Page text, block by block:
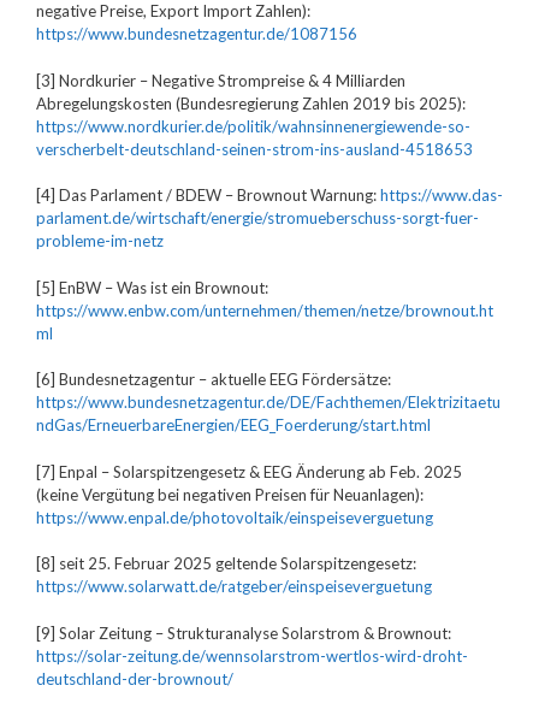
negative Preise, Export Import Zahlen):
https://www.bundesnetzagentur.de/1087156
[3] Nordkurier – Negative Strompreise & 4 Milliarden
Abregelungskosten (Bundesregierung Zahlen 2019 bis 2025):
https://www.nordkurier.de/politik/wahnsinnenergiewende-so-
verscherbelt-deutschland-seinen-strom-ins-ausland-4518653
[4] Das Parlament / BDEW – Brownout Warnung:https://www.das-
parlament.de/wirtschaft/energie/stromueberschuss-sorgt-fuer-
probleme-im-netz
[5] EnBW – Was ist ein Brownout:
https://www.enbw.com/unternehmen/themen/netze/brownout.ht
ml
[6] Bundesnetzagentur – aktuelle EEG Fördersätze:
https://www.bundesnetzagentur.de/DE/Fachthemen/Elektrizitaetu
ndGas/ErneuerbareEnergien/EEG_Foerderung/start.html
[7] Enpal – Solarspitzengesetz & EEG Änderung ab Feb. 2025
(keine Vergütung bei negativen Preisen für Neuanlagen):
https://www.enpal.de/photovoltaik/einspeiseverguetung
[8] seit 25. Februar 2025 geltende Solarspitzengesetz:
https://www.solarwatt.de/ratgeber/einspeiseverguetung
[9] Solar Zeitung – Strukturanalyse Solarstrom & Brownout:
https://solar-zeitung.de/wennsolarstrom-wertlos-wird-droht-
deutschland-der-brownout/